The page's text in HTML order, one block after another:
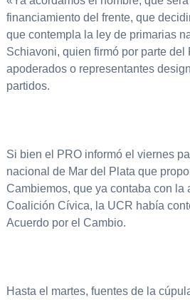
financiamiento del frente, que
que contempla la ley de primarias
Schiavoni, quien firmó por parte del
apoderados o representantes
partidos.
Si bien el PRO informó el viernes
nacional de Mar del Plata que
Cambiemos, que ya contaba con la
Coalición Cívica, la UCR había
Acuerdo por el Cambio.
Hasta el martes, fuentes de la